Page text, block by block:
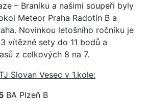
– Braníku a našimi soupeři byly
Meteor Praha Radotín B a
Novinkou letošního ročníku je
vítězné sety do 11 bodů a
z celkových 8 na 7.
Slovan Vesec v 1.kole:
BA Plzeň B